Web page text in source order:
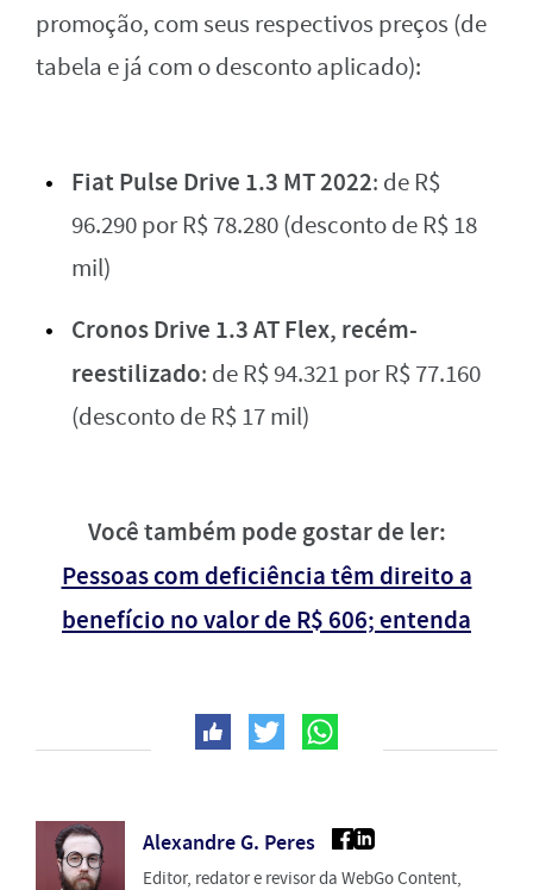
promoção, com seus respectivos preços (de
tabela e já com o desconto aplicado):
Fiat Pulse Drive 1.3 MT 2022: de R$
96.290 por R$ 78.280 (desconto de R$ 18
mil)
Cronos Drive 1.3 AT Flex, recém-
reestilizado: de R$ 94.321 por R$ 77.160
(desconto de R$ 17 mil)
Você também pode gostar de ler:
Pessoas com deficiência têm direito a
benefício no valor de R$ 606; entenda
Alexandre G. Peres
Editor, redator e revisor da WebGo Content,